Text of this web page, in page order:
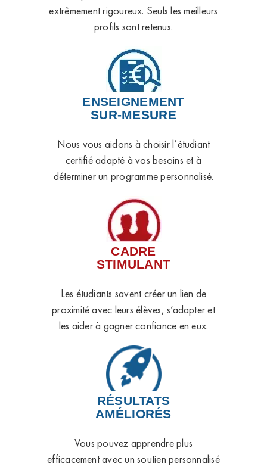
extrêmement rigoureux. Seuls les meilleurs
profils sont retenus.
ENSEIGNEMENT
SUR-MESURE
Nous vous aidons à choisir l’étudiant
certifié adapté à vos besoins et à
déterminer un programme personnalisé.
CADRE
STIMULANT
Les étudiants savent créer un lien de
proximité avec leurs élèves, s’adapter et
les aider à gagner confiance en eux.
RÉSULTATS
AMÉLIORÉS
Vous pouvez apprendre plus
efficacement avec un soutien personnalisé